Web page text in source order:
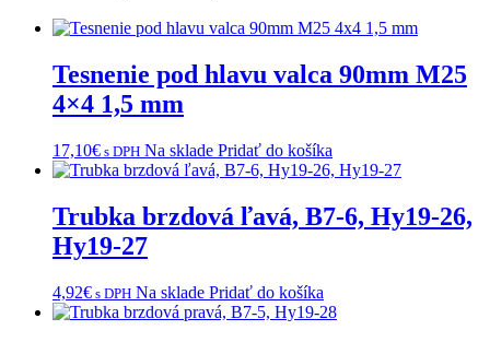
Tesnenie pod hlavu valca 90mm M25
4×4 1,5 mm
17,10€ s DPH Na sklade Pridať do košíka
Trubka brzdová ľavá, B7-6, Hy19-26,
Hy19-27
4,92€ s DPH Na sklade Pridať do košíka